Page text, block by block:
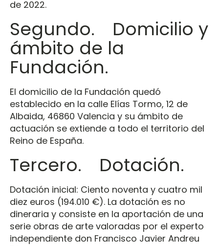
de 2022.
Segundo. Domicilio y
ámbito de la
Fundación.
El domicilio de la Fundación quedó
establecido en la calle Elías Tormo, 12 de
Albaida, 46860 Valencia y su ámbito de
actuación se extiende a todo el territorio del
Reino de España.
Tercero. Dotación.
Dotación inicial: Ciento noventa y cuatro mil
diez euros (194.010 €). La dotación es no
dineraria y consiste en la aportación de una
serie obras de arte valoradas por el experto
independiente don Francisco Javier Andreu